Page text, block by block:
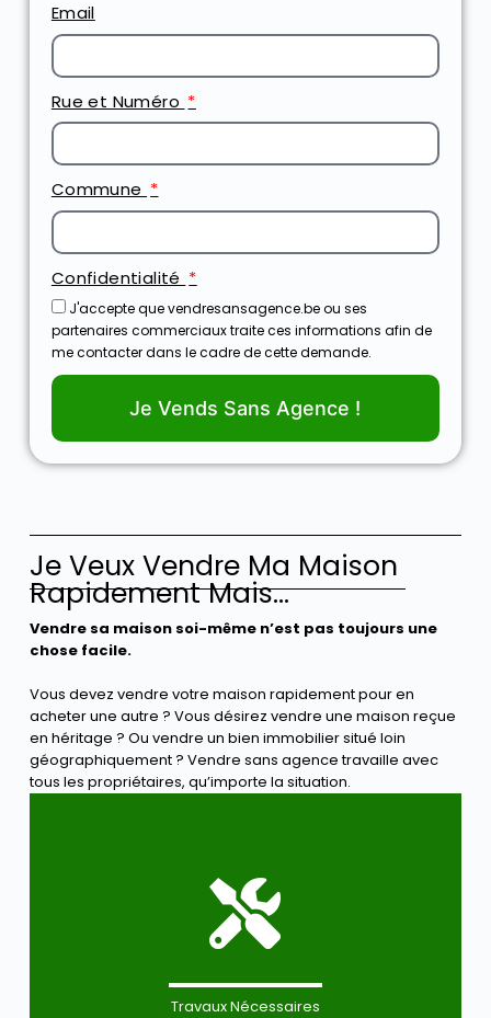
Email
Rue et Numéro
Commune
Confidentialité
J'accepte que vendresansagence.be ou ses
partenaires commerciaux traite ces informations afin de
me contacter dans le cadre de cette demande.
Je Vends Sans Agence !
Je Veux Vendre Ma Maison
Rapidement Mais...
Vendre sa maison soi-même n’est pas toujours une
chose facile.
Vous devez vendre votre maison rapidement pour en
acheter une autre ? Vous désirez vendre une maison reçue
en héritage ? Ou vendre un bien immobilier situé loin
géographiquement ? Vendre sans agence travaille avec
tous les propriétaires, qu’importe la situation.
Travaux Nécessaires